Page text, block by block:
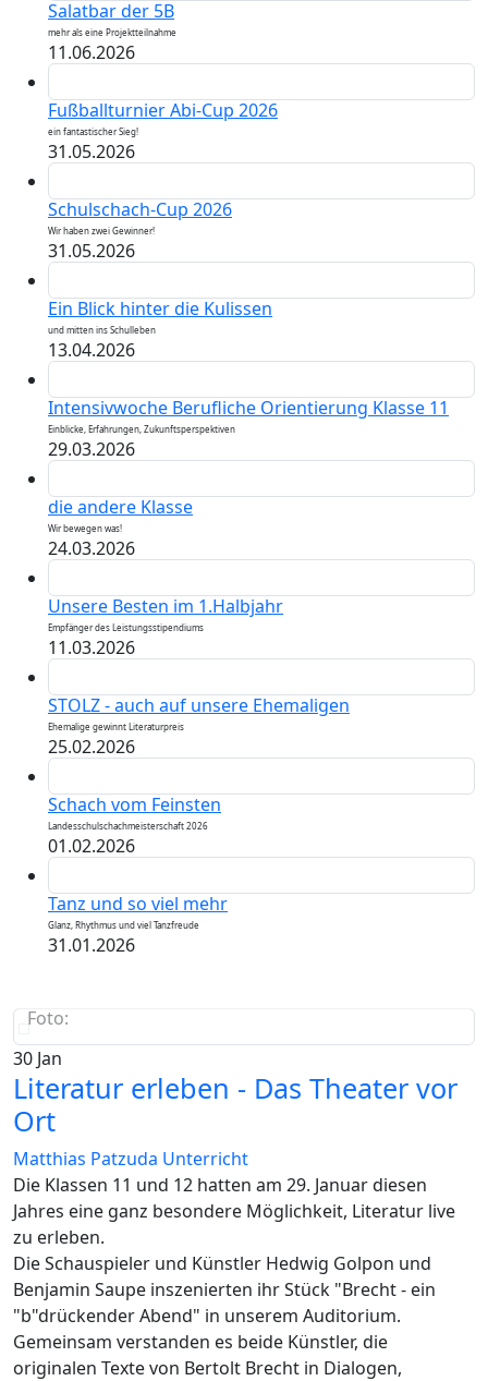
Salatbar der 5B
mehr als eine Projektteilnahme
11.06.2026
Fußballturnier Abi-Cup 2026
ein fantastischer Sieg!
31.05.2026
Schulschach-Cup 2026
Wir haben zwei Gewinner!
31.05.2026
Ein Blick hinter die Kulissen
und mitten ins Schulleben
13.04.2026
Intensivwoche Berufliche Orientierung Klasse 11
Einblicke, Erfahrungen, Zukunftsperspektiven
29.03.2026
die andere Klasse
Wir bewegen was!
24.03.2026
Unsere Besten im 1.Halbjahr
Empfänger des Leistungsstipendiums
11.03.2026
STOLZ - auch auf unsere Ehemaligen
Ehemalige gewinnt Literaturpreis
25.02.2026
Schach vom Feinsten
Landesschulschachmeisterschaft 2026
01.02.2026
Tanz und so viel mehr
Glanz, Rhythmus und viel Tanzfreude
31.01.2026
Foto:
30 Jan
Literatur erleben - Das Theater vor
Ort
Matthias Patzuda Unterricht
Die Klassen 11 und 12 hatten am 29. Januar diesen
Jahres eine ganz besondere Möglichkeit, Literatur live
zu erleben.
Die Schauspieler und Künstler Hedwig Golpon und
Benjamin Saupe inszenierten ihr Stück "Brecht - ein
"b"drückender Abend" in unserem Auditorium.
Gemeinsam verstanden es beide Künstler, die
originalen Texte von Bertolt Brecht in Dialogen,